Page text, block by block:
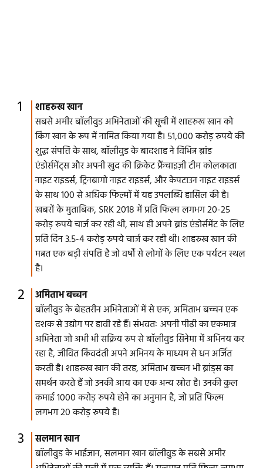
शाहरुख खान
सबसे अमीर बॉलीवुड अभिनेताओं की सूची में शाहरुख खान को
किंग खान के रूप में नामित किया गया है। 51,000 करोड़ रुपये की
शुद्ध संपत्ति के साथ, बॉलीवुड के बादशाह ने विभिन्न ब्रांड
एंडोर्समेंट्स और अपनी खुद की क्रिकेट फ्रैंचाइज़ी टीम कोलकाता
नाइट राइडर्स, ट्रिनबागो नाइट राइडर्स, और केपटाउन नाइट राइडर्स
के साथ 100 से अधिक फिल्मों में यह उपलब्धि हासिल की है।
खबरों के मुताबिक, SRK 2018 में प्रति फिल्म लगभग 20-25
करोड़ रुपये चार्ज कर रही थी, साथ ही अपने ब्रांड एंडोर्समेंट के लिए
प्रति दिन 3.5-4 करोड़ रुपये चार्ज कर रही थी। शाहरुख खान की
मन्नत एक बड़ी संपत्ति है जो वर्षों से लोगों के लिए एक पर्यटन स्थल
है।
अमिताभ बच्चन
बॉलीवुड के बेहतरीन अभिनेताओं में से एक, अमिताभ बच्चन एक
दशक से उद्योग पर हावी रहे हैं। संभवतः अपनी पीढ़ी का एकमात्र
अभिनेता जो अभी भी सक्रिय रूप से बॉलीवुड सिनेमा में अभिनय कर
रहा है, जीवित किंवदंती अपने अभिनय के माध्यम से धन अर्जित
करती है। शाहरुख खान की तरह, अमिताभ बच्चन भी ब्रांड्स का
समर्थन करते हैं जो उनकी आय का एक अन्य स्रोत है। उनकी कुल
कमाई 1000 करोड़ रुपये होने का अनुमान है, जो प्रति फिल्म
लगभग 20 करोड़ रुपये है।
सलमान खान
बॉलीवुड के भाईजान, सलमान खान बॉलीवुड के सबसे अमीर